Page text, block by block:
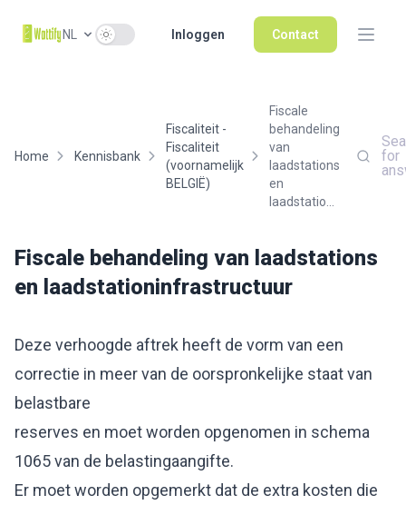
NL Use setting Inloggen Contact
Home Kennisbank
Fiscaliteit -
Fiscaliteit
(voornamelijk
BELGIË)
Fiscale
behandeling
van
laadstations
en
laadstatio...
for
Fiscale behandeling van laadstations
en laadstationinfrastructuur
Deze verhoogde aftrek heeft de vorm van een
correctie in meer van de oorspronkelijke staat van
belastbare
reserves en moet worden opgenomen in schema
1065 van de belastingaangifte.
Er moet worden opgemerkt dat de extra kosten die